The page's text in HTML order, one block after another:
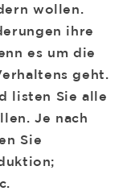
wollen.
ihre
es um die
geht.
listen Sie alle
Je nach
Sie